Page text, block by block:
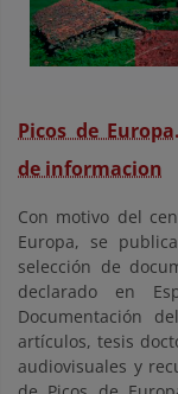
Picos de
de informacion
Con motivo del
Europa, se
selección de
declarado en
Documentación
artículos, tesis
audiovisuales y